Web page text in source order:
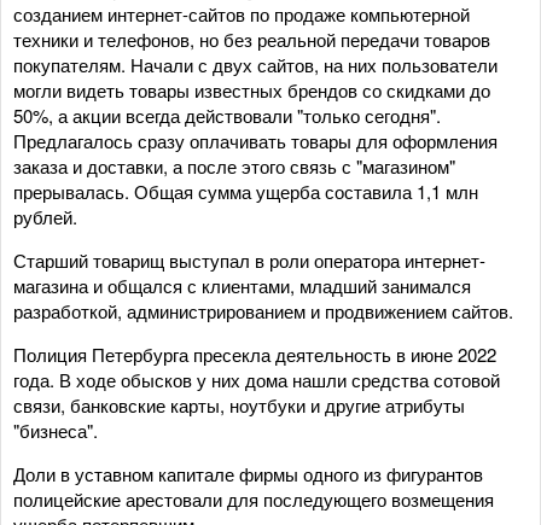
созданием интернет-сайтов по продаже компьютерной
техники и телефонов, но без реальной передачи товаров
покупателям. Начали с двух сайтов, на них пользователи
могли видеть товары известных брендов со скидками до
50%, а акции всегда действовали "только сегодня".
Предлагалось сразу оплачивать товары для оформления
заказа и доставки, а после этого связь с "магазином"
прерывалась. Общая сумма ущерба составила 1,1 млн
рублей.
Старший товарищ выступал в роли оператора интернет-
магазина и общался с клиентами, младший занимался
разработкой, администрированием и продвижением сайтов.
Полиция Петербурга пресекла деятельность в июне 2022
года. В ходе обысков у них дома нашли средства сотовой
связи, банковские карты, ноутбуки и другие атрибуты
"бизнеса".
Доли в уставном капитале фирмы одного из фигурантов
полицейские арестовали для последующего возмещения